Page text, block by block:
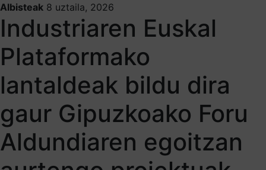
Albisteak 8 uztaila, 2026
Industriaren Euskal
Plataformako
lantaldeak bildu dira
gaur Gipuzkoako Foru
Aldundiaren egoitzan